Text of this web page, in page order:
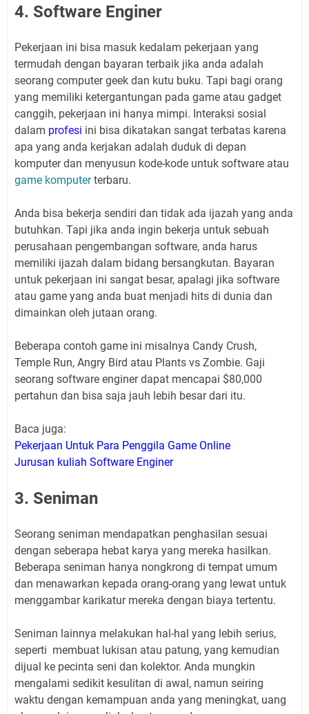
4. Software Enginer
Pekerjaan ini bisa masuk kedalam pekerjaan yang
termudah dengan bayaran terbaik jika anda adalah
seorang computer geek dan kutu buku. Tapi bagi orang
yang memiliki ketergantungan pada game atau gadget
canggih, pekerjaan ini hanya mimpi. Interaksi sosial
dalam profesi ini bisa dikatakan sangat terbatas karena
apa yang anda kerjakan adalah duduk di depan
komputer dan menyusun kode-kode untuk software atau
game komputerterbaru.
Anda bisa bekerja sendiri dan tidak ada ijazah yang anda
butuhkan. Tapi jika anda ingin bekerja untuk sebuah
perusahaan pengembangan software, anda harus
memiliki ijazah dalam bidang bersangkutan. Bayaran
untuk pekerjaan ini sangat besar, apalagi jika software
atau game yang anda buat menjadi hits di dunia dan
dimainkan oleh jutaan orang.
Beberapa contoh game ini misalnya Candy Crush,
Temple Run, Angry Bird atau Plants vs Zombie. Gaji
seorang software enginer dapat mencapai $80,000
pertahun dan bisa saja jauh lebih besar dari itu.
Baca juga:
Pekerjaan Untuk Para Penggila Game Online
Jurusan kuliah Software Enginer
3. Seniman
Seorang seniman mendapatkan penghasilan sesuai
dengan seberapa hebat karya yang mereka hasilkan.
Beberapa seniman hanya nongkrong di tempat umum
dan menawarkan kepada orang-orang yang lewat untuk
menggambar karikatur mereka dengan biaya tertentu.
Seniman lainnya melakukan hal-hal yang lebih serius,
seperti membuat lukisan atau patung, yang kemudian
dijual ke pecinta seni dan kolektor. Anda mungkin
mengalami sedikit kesulitan di awal, namun seiring
waktu dengan kemampuan anda yang meningkat, uang